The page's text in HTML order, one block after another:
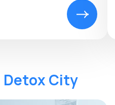
Detox City